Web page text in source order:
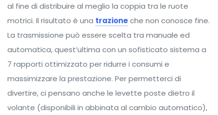
al fine di distribuire al meglio la coppia tra le ruote
motrici. Il risultato è una trazioneche non conosce fine.
La trasmissione può essere scelta tra manuale ed
automatica, quest’ultima con un sofisticato sistema a
7 rapporti ottimizzato per ridurre i consumi e
massimizzare la prestazione. Per permetterci di
divertire, ci pensano anche le levette poste dietro il
volante (disponibili in abbinata al cambio automatico),